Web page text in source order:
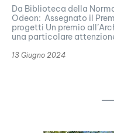
Da Biblioteca della
Odeon: Assegnato il
progetti Un premio all’Architettura contemporanea ma con
una particolare
13 Giugno 2024